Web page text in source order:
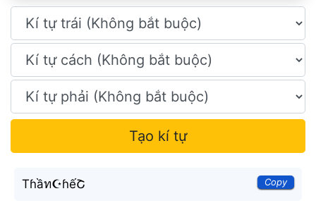
Tạo kí tự
Tɦầท☪ɦếՇ Copy